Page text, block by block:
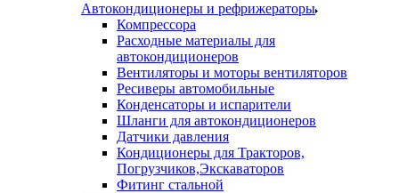
Автокондиционеры и рефрижераторы
Компрессора
Расходные материалы для
автокондиционеров
Вентиляторы и моторы вентиляторов
Ресиверы автомобильные
Конденсаторы и испарители
Шланги для автокондиционеров
Датчики давления
Кондиционеры для Тракторов,
Погрузчиков,Экскаваторов
Фитинг стальной